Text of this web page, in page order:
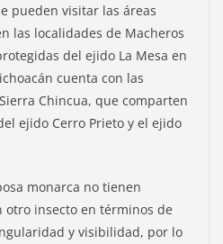
pueden visitar las áreas
las localidades de Macheros
del ejido La Mesa en
cuenta con las
Chincua, que comparten
ejido Cerro Prieto y el ejido
monarca no tienen
insecto en términos de
y visibilidad, por lo